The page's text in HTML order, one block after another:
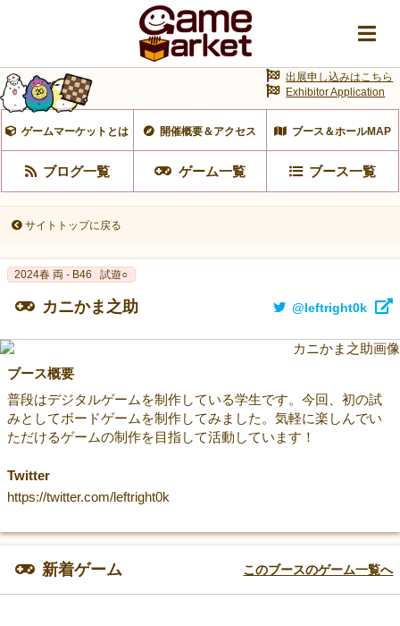
ゲームマーケットとは 開催概要＆アクセス ブース＆ホールMAP
ブログ一覧 ゲーム一覧 ブース一覧
出展申し込みはこちら
Exhibitor Application
サイトトップに戻る
2024春 両 - B46 試遊○
カニかま之助 @leftright0k
ブース概要
普段はデジタルゲームを制作している学生です。今回、初の試
みとしてボードゲームを制作してみました。気軽に楽しんでい
ただけるゲームの制作を目指して活動しています！
Twitter
https://twitter.com/leftright0k
新着ゲーム このブースのゲーム一覧へ